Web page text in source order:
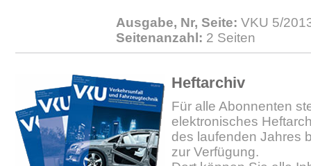
Ausgabe, Nr, Seite: VKU 5/
Seitenanzahl: 2 Seiten
Heftarchiv
Für alle Abonnenten
elektronisches
des laufenden Jahres
zur Verfügung.